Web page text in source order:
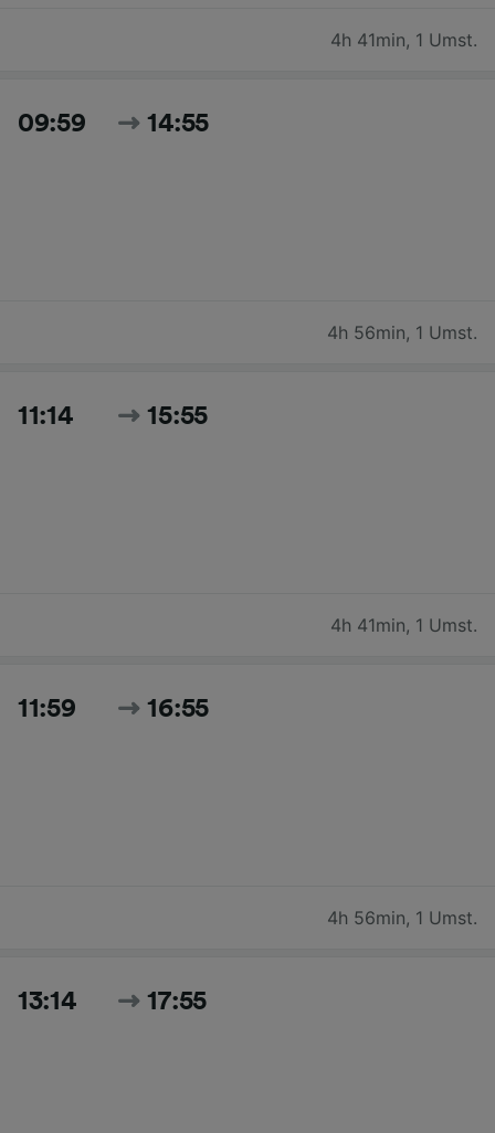
4h 41min, 1 Umst.
09:59 14:55
4h 56min, 1 Umst.
11:14 15:55
4h 41min, 1 Umst.
11:59 16:55
4h 56min, 1 Umst.
13:14 17:55